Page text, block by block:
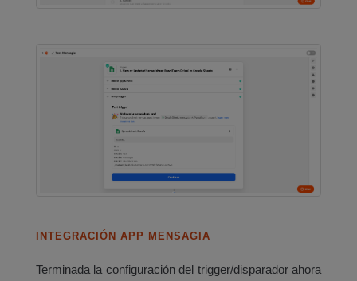
INTEGRACIÓN APP MENSAGIA
Terminada la configuración del trigger/disparador ahora